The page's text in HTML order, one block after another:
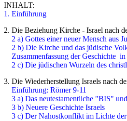
INHALT:
1. Einführung
2. Die Beziehung Kirche - Israel nach
2 a) Gottes einer neuer Mensch aus
2 b) Die Kirche und das jüdische
Zusammenfassung der Geschichte
2 c) Die jüdischen Wurzeln des
3. Die Wiederherstellung Israels nach
Einführung: Römer 9-11
3 a) Das neutestamentliche "BIS"
3 b) Neuere Geschichte Israels
3 c) Der Nahostkonflikt im Lichte